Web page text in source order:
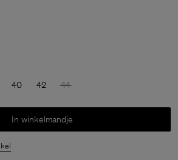
40 42 44
In winkelmandje